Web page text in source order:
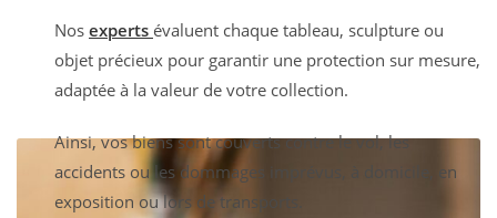
Nos experts évaluent chaque tableau, sculpture ou
objet précieux pour garantir une protection sur mesure,
adaptée à la valeur de votre collection.
Ainsi, vos biens sont couverts contre le vol, les
accidents ou les dommages imprévus, à domicile, en
exposition ou lors de transports.